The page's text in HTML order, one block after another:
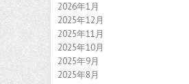
2026年1月
2025年12月
2025年11月
2025年10月
2025年9月
2025年8月